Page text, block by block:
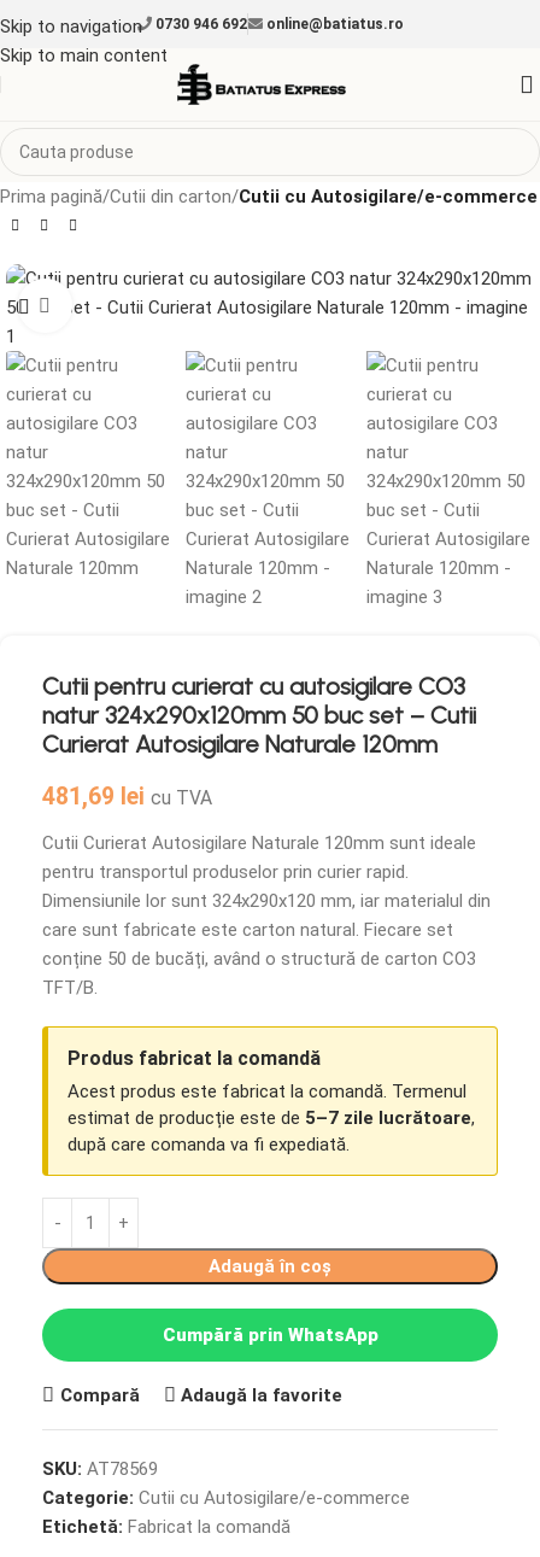
Skip to navigation
Skip to main content
0730 946 692 online@batiatus.ro
Prima pagină Cutii din carton Cutii cu Autosigilare/e-commerce
Mărește imaginea
Cutii pentru curierat cu autosigilare CO3
natur 324x290x120mm 50 buc set – Cutii
Curierat Autosigilare Naturale 120mm
481,69 lei cu TVA
Cutii Curierat Autosigilare Naturale 120mm sunt ideale
pentru transportul produselor prin curier rapid.
Dimensiunile lor sunt 324x290x120 mm, iar materialul din
care sunt fabricate este carton natural. Fiecare set
conține 50 de bucăți, având o structură de carton CO3
TFT/B.
Produs fabricat la comandă
Acest produs este fabricat la comandă. Termenul
estimat de producție este de 5–7 zile lucrătoare,
după care comanda va fi expediată.
Adaugă în coș
Cumpără prin WhatsApp
Compară Adaugă la favorite
SKU: AT78569
Categorie: Cutii cu Autosigilare/e-commerce
Etichetă: Fabricat la comandă